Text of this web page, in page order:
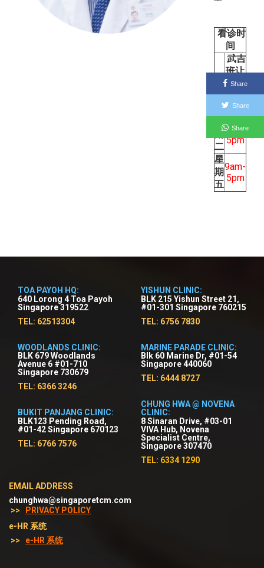
看诊时
间
武吉
班让
星
期
一
5pm
星
期
二
9am-
5pm
星
期
五
9am-
5pm
TOA PAYOH HQ:
640 Lorong 4 Toa Payoh
Singapore 319522
TEL: 62513304
WOODLANDS CLINIC:
BLK 679 Woodlands
Avenue 6 #01-710
Singapore 730679
TEL: 6366 3246
BUKIT PANJANG CLINIC:
BLK123 Pending Road,
#01-42 Singapore 670123
TEL: 6766 7576
YISHUN CLINIC:
BLK 215 Yishun Street 21,
#01-301 Singapore 760215
TEL: 6756 7830
MARINE PARADE CLINIC:
Blk 60 Marine Dr, #01-54
Singapore 440060
TEL: 6444 8727
CHUNG HWA @ NOVENA
CLINIC:
8 Sinaran Drive, #03-01
VIVA Hub, Novena
Specialist Centre,
Singapore 307470
TEL: 6334 1290
EMAIL ADDRESS
chunghwa@singaporetcm.com
>>
PRIVACY POLICY
e-HR 系统
>>
e-HR 系统
Share
Share
Share